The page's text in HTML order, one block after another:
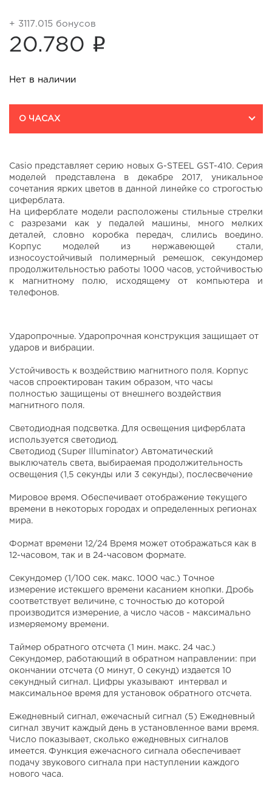
+ 3117.015 бонусов
20.780 i
Нет в наличии
О ЧАСАХ
Casio представляет серию новых G-STEEL GST-410. Серия
моделей представлена в декабре 2017, уникальное
сочетания ярких цветов в данной линейке со строгостью
циферблата.
На циферблате модели расположены стильные стрелки
с разрезами как у педалей машины, много мелких
деталей, словно коробка передач, слились воедино.
Корпус моделей из нержавеющей стали,
износоустойчивый полимерный ремешок, секундомер
продолжительностью работы 1000 часов, устойчивостью
к магнитному полю, исходящему от компьютера и
телефонов.
Ударопрочные. Ударопрочная конструкция защищает от
ударов и вибрации.
Устойчивость к воздействию магнитного поля. Корпус
часов спроектирован таким образом, что часы
полностью защищены от внешнего воздействия
магнитного поля.
Светодиодная подсветка. Для освещения циферблата
используется светодиод.
Светодиод (Super Illuminator) Автоматический
выключатель света, выбираемая продолжительность
освещения (1,5 секунды или 3 секунды), послесвечение
Мировое время. Обеспечивает отображение текущего
времени в некоторых городах и определенных регионах
мира.
Формат времени 12/24 Время может отображаться как в
12-часовом, так и в 24-часовом формате.
Секундомер (1/100 сек. макс. 1000 час.) Точное
измерение истекшего времени касанием кнопки. Дробь
соответствует величине, с точностью до которой
производится измерение, а число часов - максимально
измеряемому времени.
Таймер обратного отсчета (1 мин. макс. 24 час.)
Секундомер, работающий в обратном направлении: при
окончании отсчета (0 минут, 0 секунд) издается 10
секундный сигнал. Цифры указывают интервал и
максимальное время для установок обратного отсчета.
Ежедневный сигнал, ежечасный сигнал (5) Ежедневный
сигнал звучит каждый день в установленное вами время.
Число показывает, сколько ежедневных сигналов
имеется. Функция ежечасного сигнала обеспечивает
подачу звукового сигнала при наступлении каждого
нового часа.